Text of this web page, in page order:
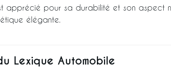
apprécié pour sa durabilité et son aspect
élégante.
Lexique Automobile